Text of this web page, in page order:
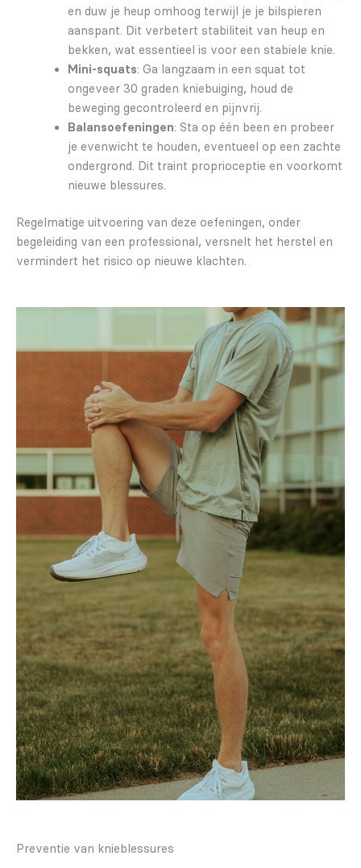
en duw je heup omhoog terwijl je je bilspieren
aanspant. Dit verbetert stabiliteit van heup en
bekken, wat essentieel is voor een stabiele knie.
Mini-squats: Ga langzaam in een squat tot
ongeveer 30 graden kniebuiging, houd de
beweging gecontroleerd en pijnvrij.
Balansoefeningen: Sta op één been en probeer
je evenwicht te houden, eventueel op een zachte
ondergrond. Dit traint proprioceptie en voorkomt
nieuwe blessures.
Regelmatige uitvoering van deze oefeningen, onder
begeleiding van een professional, versnelt het herstel en
vermindert het risico op nieuwe klachten.
Preventie van knieblessures